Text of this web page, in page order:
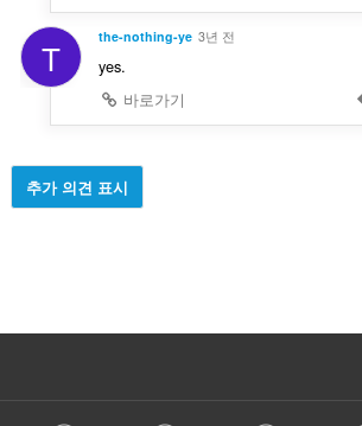
T the-nothing-ye 3년 전
yes.
바로가기
추가 의견 표시